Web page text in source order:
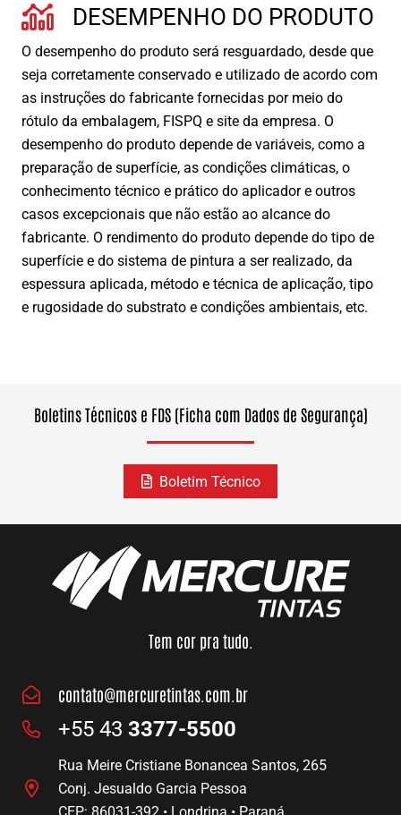
DESEMPENHO DO PRODUTO
O desempenho do produto será resguardado, desde que
seja corretamente conservado e utilizado de acordo com
as instruções do fabricante fornecidas por meio do
rótulo da embalagem, FISPQ e site da empresa. O
desempenho do produto depende de variáveis, como a
preparação de superfície, as condições climáticas, o
conhecimento técnico e prático do aplicador e outros
casos excepcionais que não estão ao alcance do
fabricante. O rendimento do produto depende do tipo de
superfície e do sistema de pintura a ser realizado, da
espessura aplicada, método e técnica de aplicação, tipo
e rugosidade do substrato e condições ambientais, etc.
Boletins Técnicos e FDS (Ficha com Dados de Segurança)
Boletim Técnico
Tem cor pra tudo.
contato@mercuretintas.com.br
+55 43 3377-5500
Rua Meire Cristiane Bonancea Santos, 265
Conj. Jesualdo Garcia Pessoa